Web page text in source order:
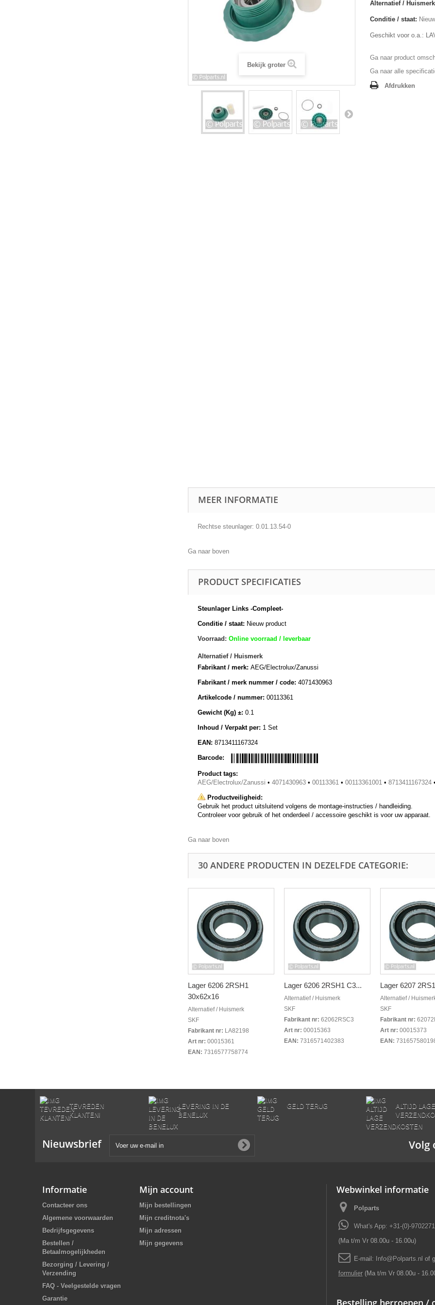
Bekijk groter
Alternatief / Huismerk
Conditie / staat:
Geschikt voor o.a.:
Ga naar product
Ga naar alle
Afdrukken
MEER INFORMATIE
Rechtse steunlager: 0.01.13.54-0
Ga naar boven
PRODUCT SPECIFICATIES
Steunlager Links -Compleet-
Conditie / staat: Nieuw product
Voorraad: Online voorraad / leverbaar
Alternatief / Huismerk
Fabrikant / merk: AEG/Electrolux/Zanussi
Fabrikant / merk nummer / code: 4071430963
Artikelcode / nummer: 00113361
Gewicht (Kg) ±: 0.1
Inhoud / Verpakt per: 1 Set
EAN: 8713411167324
Barcode:
Product tags:
AEG/Electrolux/Zanussi • 4071430963 • 00113361 • 00113361001 • 8713411167324 •
Productveiligheid:
Gebruik het product uitsluitend volgens de montage-instructies / handleiding.
Controleer voor gebruik of het onderdeel / accessoire geschikt is voor uw apparaat.
Ga naar boven
30 ANDERE PRODUCTEN IN DEZELFDE CATEGORIE:
Lager 6206 2RSH1
30x62x16
Alternatief / Huismerk
SKF
Fabrikant nr: LA82198
Art nr: 00015361
EAN: 7316577758774
Lager 6206 2RSH1 C3...
Alternatief / Huismerk
SKF
Fabrikant nr: 62062RSC3
Art nr: 00015363
EAN: 7316571402383
Lager 6207
Alternatief /
SKF
Fabrikant nr:
Art nr: 00015373
EAN:
TEVREDEN
KLANTEN!
LEVERING IN DE
BENELUX
GELD TERUG
ALTIJD LAGE
Nieuwsbrief Volg
Informatie
Contacteer ons
Algemene voorwaarden
Bedrijfsgegevens
Bestellen /
Betaalmogelijkheden
Bezorging / Levering /
Verzending
FAQ - Veelgestelde vragen
Garantie
Mijn account
Mijn bestellingen
Mijn creditnota's
Mijn adressen
Mijn gegevens
Webwinkel informatie
Polparts
What's App: +31-(0)-
(Ma t/m Vr 08.00u - 16.00u)
E-mail: Info@Polparts nl of
formulier (Ma t/m Vr 08.00u -
Bestelling herroepen /